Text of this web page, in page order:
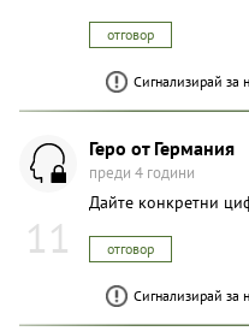
отговор
Сигнализирай за
11
Геро от Германия
преди 4 години
Дайте конкретни
отговор
Сигнализирай за